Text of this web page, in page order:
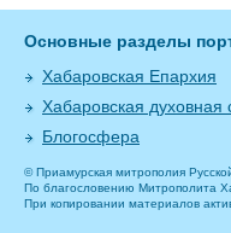
Основные разделы
Хабаровская Епархия
Хабаровская духовная
Блогосфера
© Приамурская митрополия
По благословению Митрополита
При копировании материалов